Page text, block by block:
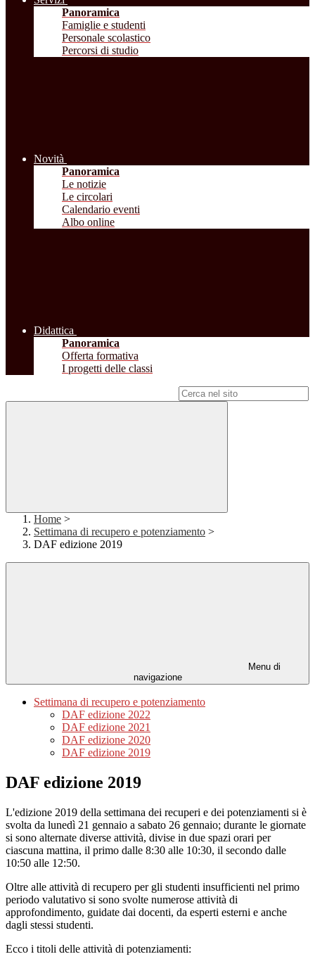
Panoramica
Famiglie e studenti
Personale scolastico
Percorsi di studio
Novità
Panoramica
Le notizie
Le circolari
Calendario eventi
Albo online
Didattica
Panoramica
Offerta formativa
I progetti delle classi
Home >
Settimana di recupero e potenziamento >
DAF edizione 2019
Menu di
navigazione
Settimana di recupero e potenziamento
DAF edizione 2022
DAF edizione 2021
DAF edizione 2020
DAF edizione 2019
DAF edizione 2019
L'edizione 2019 della settimana dei recuperi e dei potenziamenti si è
svolta da lunedì 21 gennaio a sabato 26 gennaio; durante le giornate
si sono alternate diverse attività, divise in due spazi orari per
ciascuna mattina, il primo dalle 8:30 alle 10:30, il secondo dalle
10:50 alle 12:50.
Oltre alle attività di recupero per gli studenti insufficienti nel primo
periodo valutativo si sono svolte numerose attività di
approfondimento, guidate dai docenti, da esperti esterni e anche
dagli stessi studenti.
Ecco i titoli delle attività di potenziamenti: